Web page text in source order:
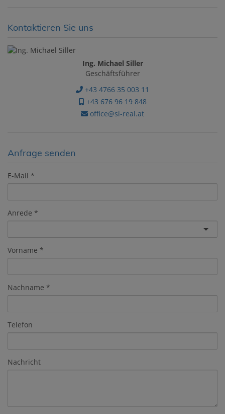
Kontaktieren Sie uns
Ing. Michael Siller
Geschäftsführer
+43 4766 35 003 11
+43 676 96 19 848
office@si-real.at
Anfrage senden
E-Mail
Anrede
Vorname
Nachname
Telefon
Nachricht